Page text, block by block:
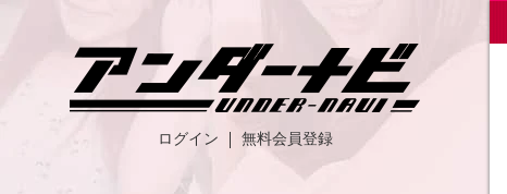
ログイン 無料会員登録